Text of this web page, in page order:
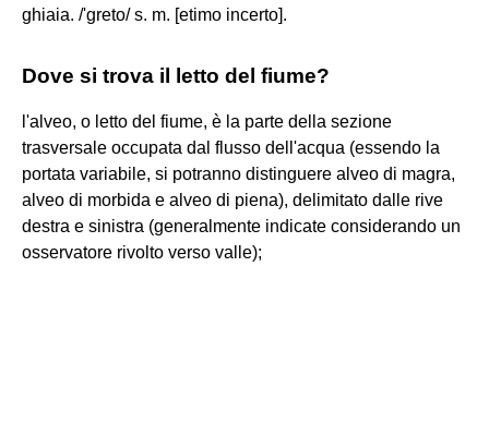
ghiaia. /'greto/ s. m. [etimo incerto].
Dove si trova il letto del fiume?
l'alveo, o letto del fiume, è la parte della sezione
trasversale occupata dal flusso dell'acqua (essendo la
portata variabile, si potranno distinguere alveo di magra,
alveo di morbida e alveo di piena), delimitato dalle rive
destra e sinistra (generalmente indicate considerando un
osservatore rivolto verso valle);